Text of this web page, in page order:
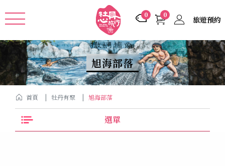
0 0 旅遊預約
旭海部落
首頁 牡丹有聚 旭海部落
選單